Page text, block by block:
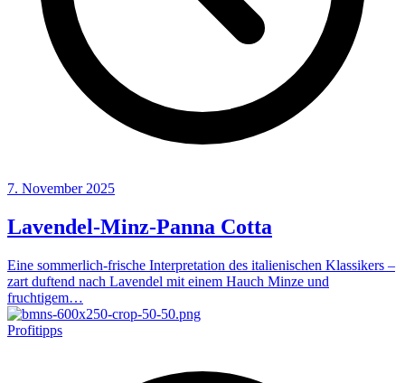
7. November 2025
Lavendel-Minz-Panna Cotta
Eine sommerlich-frische Interpretation des italienischen Klassikers –
zart duftend nach Lavendel mit einem Hauch Minze und
fruchtigem…
Profitipps